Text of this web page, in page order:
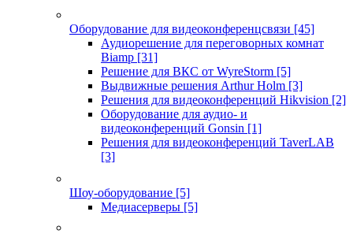
Оборудование для видеоконференцсвязи [45]
Аудиорешение для переговорных комнат
Biamp [31]
Решение для ВКС от WyreStorm [5]
Выдвижные решения Arthur Holm [3]
Решения для видеоконференций Hikvision [2]
Оборудование для аудио- и
видеоконференций Gonsin [1]
Решения для видеоконференций TaverLAB
[3]
Шоу-оборудование [5]
Медиасерверы [5]